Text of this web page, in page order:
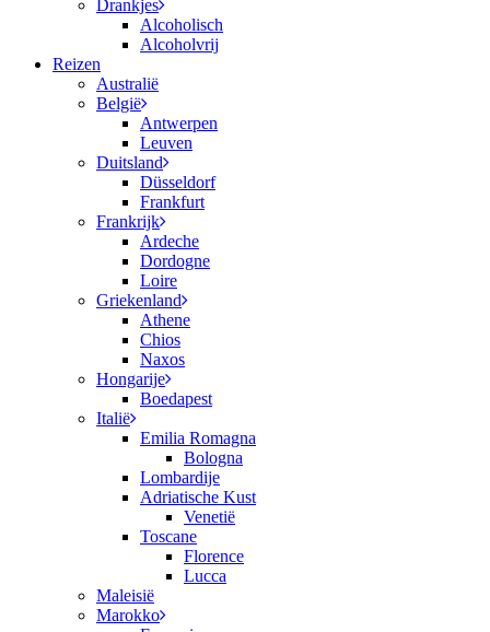
Drankjes
Alcoholisch
Alcoholvrij
Reizen
Australië
België
Antwerpen
Leuven
Duitsland
Düsseldorf
Frankfurt
Frankrijk
Ardeche
Dordogne
Loire
Griekenland
Athene
Chios
Naxos
Hongarije
Boedapest
Italië
Emilia Romagna
Bologna
Lombardije
Adriatische Kust
Venetië
Toscane
Florence
Lucca
Maleisië
Marokko